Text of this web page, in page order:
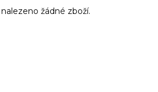
žádné zboží.